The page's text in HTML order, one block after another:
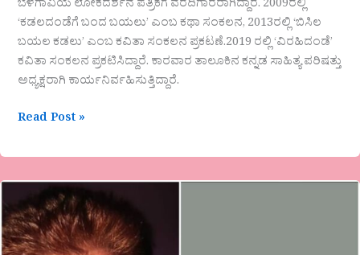
ಬೆಳಗಾವಿಯ ಲೋಕದರ್ಶನ ಪತ್ರಿಕೆಗೆ ವರದಿಗಾರರಾಗಿದ್ದಾರೆ. 2009ರಲ್ಲಿ
‘ಕಡಲದಂಡೆಗೆ ಬಂದ ಬಯಲು’ ಎಂಬ ಕಥಾ ಸಂಕಲನ, 2013ರಲ್ಲಿ ‘ಬಿಸಿಲ
ಬಯಲ ಕಡಲು’ ಎಂಬ ಕವಿತಾ ಸಂಕಲನ ಪ್ರಕಟಣೆ.2019 ರಲ್ಲಿ ‘ವಿರಹಿದಂಡೆ’
ಕವಿತಾ ಸಂಕಲನ ಪ್ರಕಟಿಸಿದ್ದಾರೆ. ಕಾರವಾರ ತಾಲೂಕಿನ ಕನ್ನಡ ಸಾಹಿತ್ಯ ಪರಿಷತ್ತು
ಅಧ್ಯಕ್ಷರಾಗಿ ಕಾರ್ಯನಿರ್ವಹಿಸುತ್ತಿದ್ದಾರೆ.‌
Read Post »